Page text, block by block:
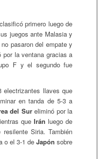
clasificó primero luego de
juegos ante Malasia y
pasaron del empate y
por la ventana gracias a
F y el segundo fue
llaves que
en tanda de 5-3 a
del Sureliminó por la
queIrán luego de
Siria. También
o el 3-1 deJapón sobre